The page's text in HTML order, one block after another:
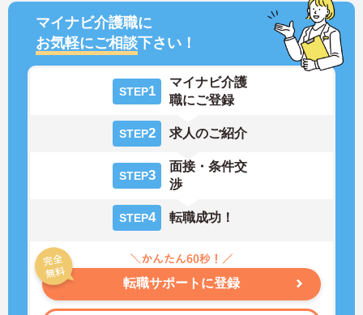
マイナビ介護職に
お気軽にご相談下さい！
STEP1
マイナビ介護
職にご登録
STEP2 求人のご紹介
STEP3
面接・条件交
渉
STEP4 転職成功！
転職サポートに登録